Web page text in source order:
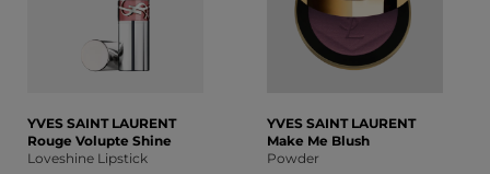
YVES SAINT LAURENT
Rouge Volupte Shine
Loveshine Lipstick
YVES SAINT LAURENT
Make Me Blush
Powder